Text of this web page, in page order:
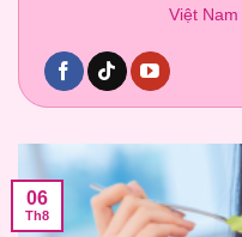
Việt
06
Th8